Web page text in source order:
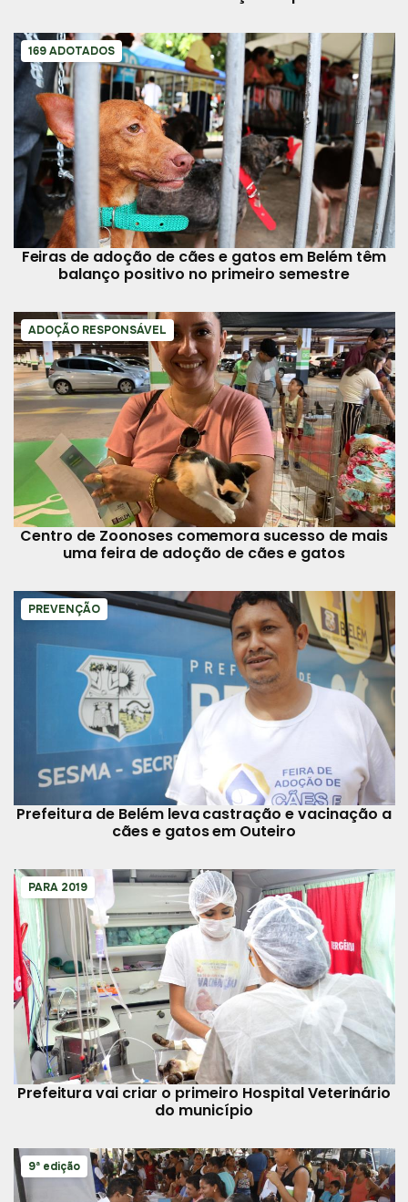
169 ADOTADOS
Feiras de adoção de cães e gatos em Belém têm
balanço positivo no primeiro semestre
ADOÇÃO RESPONSÁVEL
Centro de Zoonoses comemora sucesso de mais
uma feira de adoção de cães e gatos
PREVENÇÃO
Prefeitura de Belém leva castração e vacinação a
cães e gatos em Outeiro
PARA 2019
Prefeitura vai criar o primeiro Hospital Veterinário
do município
9ª edição